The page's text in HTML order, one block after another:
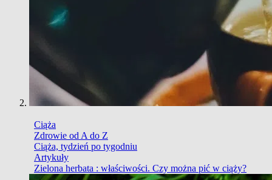
Ciąża
Zdrowie od A do Z
Ciąża, tydzień po tygodniu
Artykuły
Zielona herbata : właściwości. Czy można pić w ciąży?